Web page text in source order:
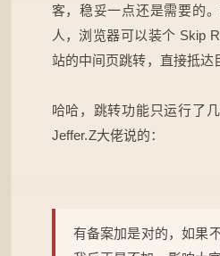
客，稳妥一点还是需要的
人，浏览器可以装个 Skip
站的中间页跳转，直接抵达
哈哈，跳转功能只运行了
Jeffer.Z大佬说的：
有备案加是对的，如果